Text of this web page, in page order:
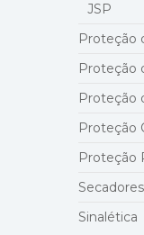
JSP
Proteção
Proteção
Proteção
Proteção
Proteção
Sinalética